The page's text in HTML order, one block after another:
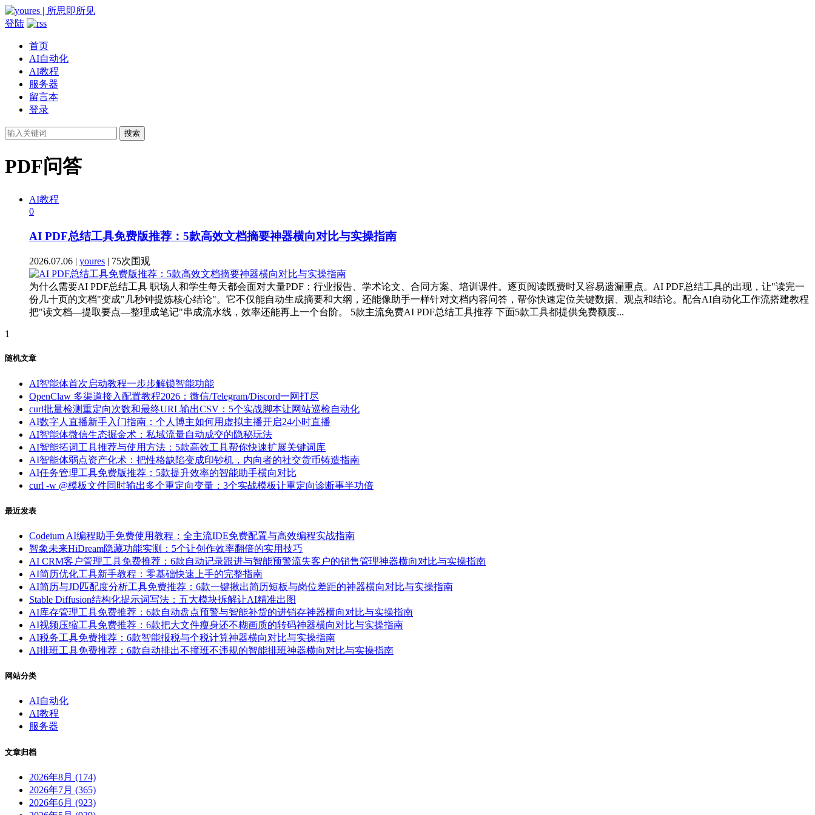
登陆
首页
AI自动化
AI教程
服务器
留言本
登录
搜索
PDF问答
AI教程
0
AI PDF总结工具免费版推荐：5款高效文档摘要神器横向对比与实操指南
2026.07.06 | youres | 75次围观
为什么需要AI PDF总结工具 职场人和学生每天都会面对大量PDF：行业报告、学术论文、合同方案、培训课件。逐页阅读既费时又容易遗漏重点。AI PDF总结工具的出现，让"读完一
份几十页的文档"变成"几秒钟提炼核心结论"。它不仅能自动生成摘要和大纲，还能像助手一样针对文档内容问答，帮你快速定位关键数据、观点和结论。配合AI自动化工作流搭建教程
把"读文档—提取要点—整理成笔记"串成流水线，效率还能再上一个台阶。 5款主流免费AI PDF总结工具推荐 下面5款工具都提供免费额度...
1
随机文章
AI智能体首次启动教程一步步解锁智能功能
OpenClaw 多渠道接入配置教程2026：微信/Telegram/Discord一网打尽
curl批量检测重定向次数和最终URL输出CSV：5个实战脚本让网站巡检自动化
AI数字人直播新手入门指南：个人博主如何用虚拟主播开启24小时直播
AI智能体微信生态掘金术：私域流量自动成交的隐秘玩法
AI智能拓词工具推荐与使用方法：5款高效工具帮你快速扩展关键词库
AI智能体弱点资产化术：把性格缺陷变成印钞机，内向者的社交货币铸造指南
AI任务管理工具免费版推荐：5款提升效率的智能助手横向对比
curl -w @模板文件同时输出多个重定向变量：3个实战模板让重定向诊断事半功倍
最近发表
Codeium AI编程助手免费使用教程：全主流IDE免费配置与高效编程实战指南
智象未来HiDream隐藏功能实测：5个让创作效率翻倍的实用技巧
AI CRM客户管理工具免费推荐：6款自动记录跟进与智能预警流失客户的销售管理神器横向对比与实操指南
AI简历优化工具新手教程：零基础快速上手的完整指南
AI简历与JD匹配度分析工具免费推荐：6款一键揪出简历短板与岗位差距的神器横向对比与实操指南
Stable Diffusion结构化提示词写法：五大模块拆解让AI精准出图
AI库存管理工具免费推荐：6款自动盘点预警与智能补货的进销存神器横向对比与实操指南
AI视频压缩工具免费推荐：6款把大文件瘦身还不糊画质的转码神器横向对比与实操指南
AI税务工具免费推荐：6款智能报税与个税计算神器横向对比与实操指南
AI排班工具免费推荐：6款自动排出不撞班不违规的智能排班神器横向对比与实操指南
网站分类
AI自动化
AI教程
服务器
文章归档
2026年8月 (174)
2026年7月 (365)
2026年6月 (923)